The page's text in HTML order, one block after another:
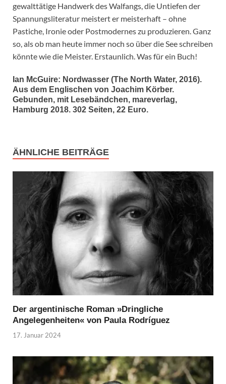
gewalttätige Handwerk des Walfangs, die Untiefen der
Spannungsliteratur meistert er meisterhaft – ohne
Pastiche, Ironie oder Postmodernes zu produzieren. Ganz
so, als ob man heute immer noch so über die See schreiben
könnte wie die Meister. Erstaunlich. Was für ein Buch!
Ian McGuire: Nordwasser (The North Water, 2016).
Aus dem Englischen von Joachim Körber.
Gebunden, mit Lesebändchen, mareverlag,
Hamburg 2018. 302 Seiten, 22 Euro.
ÄHNLICHE BEITRÄGE
Der argentinische Roman »Dringliche
Angelegenheiten« von Paula Rodríguez
17. Januar 2024